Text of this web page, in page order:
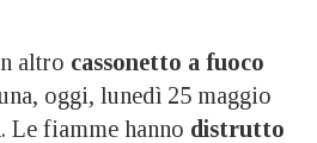
altro cassonetto a fuoco
oggi, lunedì 25 maggio
. Le fiamme hanno distrutto